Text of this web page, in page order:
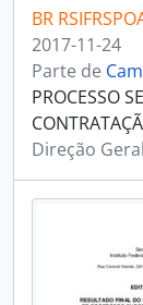
BR
2017-11-24
Parte de
PROCESSO
Direção Geral